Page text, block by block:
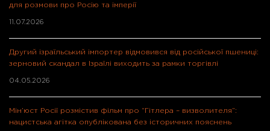
для розмови про Росію та імперії
11.07.2026
Другий ізраїльський імпортер відмовився від російської пшениці:
зерновий скандал в Ізраїлі виходить за рамки торгівлі
04.05.2026
Мін’юст Росії розмістив фільм про “Гітлера – визволителя”:
нацистська агітка опублікована без історичних пояснень